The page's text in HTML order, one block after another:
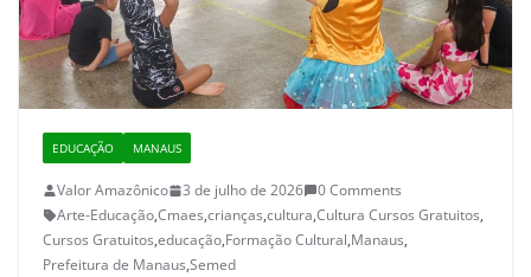
EDUCAÇÃO MANAUS
Valor Amazônico 3 de julho de 2026
0 Comments
Arte-Educação,Cmaes,crianças,cultura,Cultura Cursos Gratuitos,
Cursos Gratuitos,educação,Formação Cultural,Manaus,
Prefeitura de Manaus,Semed